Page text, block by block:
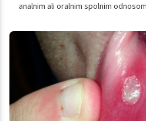
analnim ali oralnim spolnim